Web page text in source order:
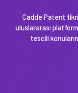
Cadde Patent
uluslararası
tescili